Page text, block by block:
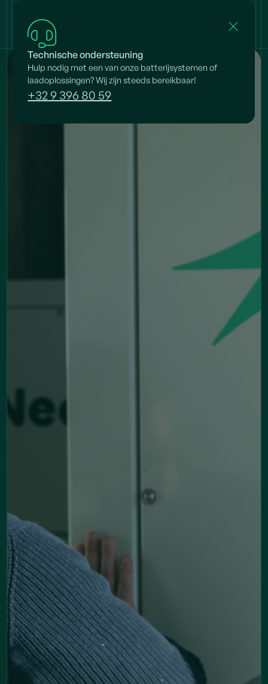
Technische ondersteuning
Hulp nodig met een van onze batterijsystemen of
laadoplossingen? Wij zijn steeds bereikbaar!
+32 9 396 80 59